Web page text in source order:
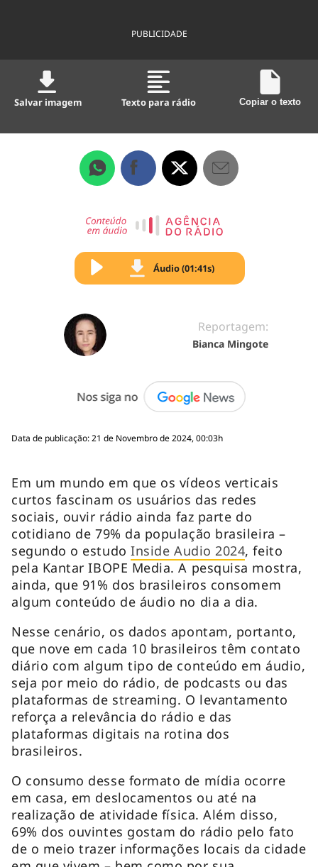
PUBLICIDADE
Salvar imagem Texto para rádio Copiar o texto
Áudio (01:41s)
Reportagem:
Bianca Mingote
Data de publicação: 21 de Novembro de 2024, 00:03h
Em um mundo em que os vídeos verticais
curtos fascinam os usuários das redes
sociais, ouvir rádio ainda faz parte do
cotidiano de 79% da população brasileira –
segundo o estudoInside Audio 2024, feito
pela Kantar IBOPE Media. A pesquisa mostra,
ainda, que 91% dos brasileiros consomem
algum conteúdo de áudio no dia a dia.
Nesse cenário, os dados apontam, portanto,
que nove em cada 10 brasileiros têm contato
diário com algum tipo de conteúdo em áudio,
seja por meio do rádio, de podcasts ou das
plataformas de streaming. O levantamento
reforça a relevância do rádio e das
plataformas digitais na rotina dos
brasileiros.
O consumo desse formato de mídia ocorre
em casa, em deslocamentos ou até na
realização de atividade física. Além disso,
69% dos ouvintes gostam do rádio pelo fato
de o meio trazer informações locais da cidade